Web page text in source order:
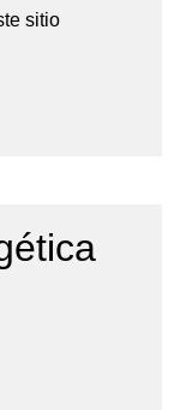
sitio